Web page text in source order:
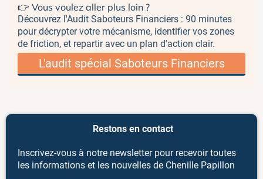
👉 Vous voulez aller plus loin ?
Découvrez l'Audit Saboteurs Financiers : 90 minutes
pour décrypter votre mécanisme, identifier vos zones
de friction, et repartir avec un plan d'action clair.
L'audit spécial Saboteurs Financiers
Restons en contact
Inscrivez-vous à notre newsletter pour recevoir toutes
les informations et les nouvelles de Chenille Papillon